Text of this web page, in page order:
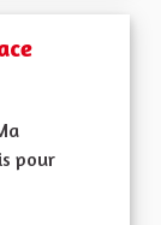
pour